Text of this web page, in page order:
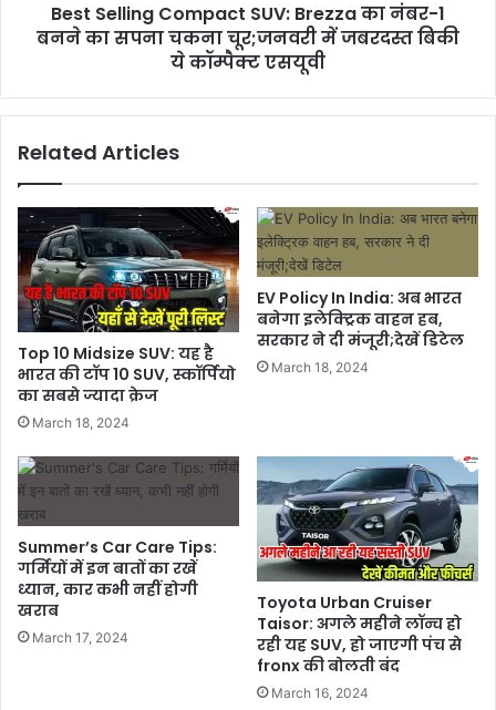
Best Selling Compact SUV: Brezza का नंबर-1
बनने का सपना चकना चूर;जनवरी में जबरदस्त बिकी
ये कॉम्पैक्ट एसयूवी
Related Articles
Top 10 Midsize SUV: यह है
भारत की टॉप 10 SUV, स्कॉर्पियो
का सबसे ज्यादा क्रेज
March 18, 2024
EV Policy In India: अब भारत
बनेगा इलेक्ट्रिक वाहन हब,
सरकार ने दी मंजूरी;देखें डिटेल
March 18, 2024
Summer’s Car Care Tips:
गर्मियों में इन बातों का रखें
ध्यान, कार कभी नहीं होगी
खराब
March 17, 2024
Toyota Urban Cruiser
Taisor: अगले महीने लॉन्च हो
रही यह SUV, हो जाएगी पंच से
fronx की बोलती बंद
March 16, 2024